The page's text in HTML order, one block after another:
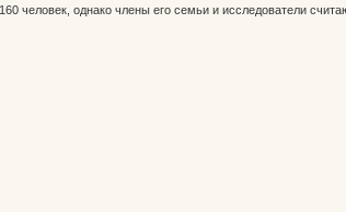
человек, однако члены его семьи и исследователи